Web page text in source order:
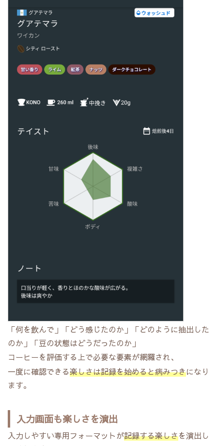
「何を飲んで」「どう感じたのか」「どのように抽出した
のか」「豆の状態はどうだったのか」
コーヒーを評価する上で必要な要素が網羅され、
一度に確認できる楽しさは記録を始めると病みつきになり
ます。
入力画面も楽しさを演出
入力しやすい専用フォーマットが記録する楽しさを演出し